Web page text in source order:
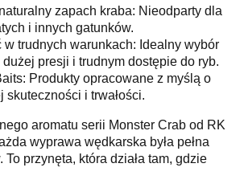
zapach kraba: Nieodparty dla
i innych gatunków.
w trudnych warunkach: Idealny wybór
dużej presji i trudnym dostępie do ryb.
Produkty opracowane z myślą o
skuteczności i trwałości.
aromatu serii Monster Crab od RK
wyprawa wędkarska była pełna
przynęta, która działa tam, gdzie